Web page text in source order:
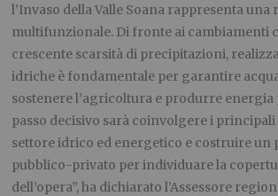
l’Invaso della Valle Soana rappresenta
multifunzionale. Di fronte ai cambiamenti
crescente scarsità di precipitazioni,
idriche è fondamentale per garantire
sostenere l’agricoltura e produrre energia
passo decisivo sarà coinvolgere i
settore idrico ed energetico e costruire un
pubblico-privato per individuare la
dell’opera”, ha dichiarato l’Assessore